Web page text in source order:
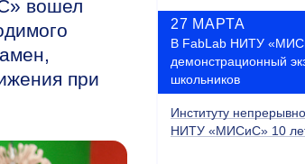
вошел
при
27 МАРТА
В FabLab НИТУ
демонстрационный
школьников
Институту
НИТУ «МИСиС» 10